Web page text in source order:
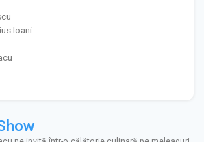
Ioani